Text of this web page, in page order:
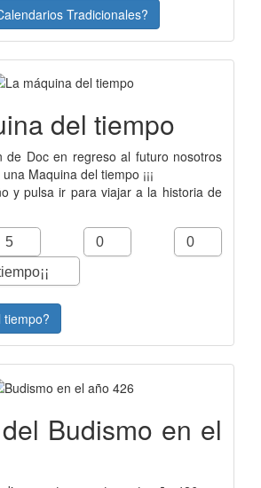
Tradicionales?
del tiempo
de Doc en regreso al futuro nosotros
Maquina del tiempo ¡¡¡
y pulsa ir para viajar a la historia de
tiempo?
Budismo en el